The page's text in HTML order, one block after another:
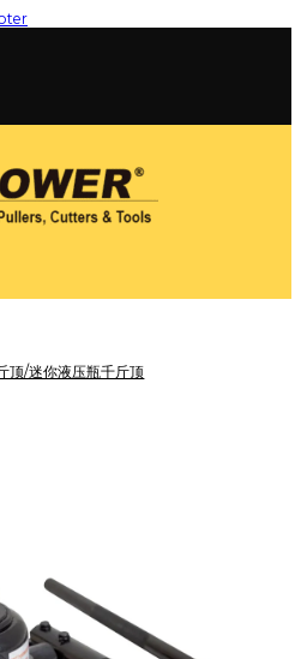
顶/迷你液压瓶千斤顶